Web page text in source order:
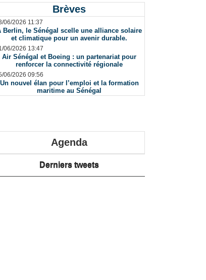
Brèves
06/2026 11:37
Berlin, le Sénégal scelle une alliance solaire
et climatique pour un avenir durable.
06/2026 13:47
Air Sénégal et Boeing : un partenariat pour
renforcer la connectivité régionale
06/2026 09:56
Un nouvel élan pour l’emploi et la formation
maritime au Sénégal
Agenda
Derniers tweets